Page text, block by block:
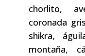
chorlito,
coronada
shikra,
montaña,